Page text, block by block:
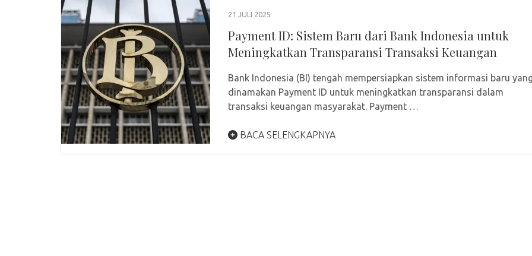
21 JULI 2025
Payment ID: Sistem Baru dari Bank Indonesia untuk
Meningkatkan Transparansi Transaksi Keuangan
Bank Indonesia (BI) tengah mempersiapkan sistem informasi baru yang
dinamakan Payment ID untuk meningkatkan transparansi dalam
transaksi keuangan masyarakat. Payment …
BACA SELENGKAPNYA